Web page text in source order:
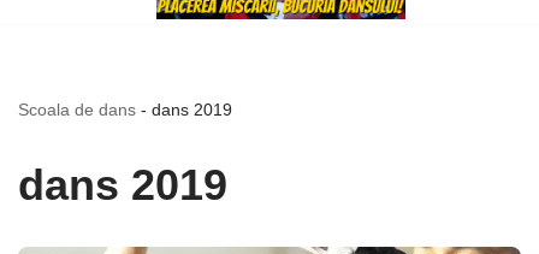
Scoala de dans - dans 2019
dans 2019